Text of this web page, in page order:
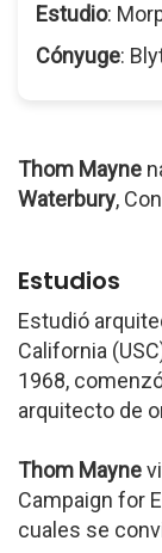
Estudio:
Cónyuge:
Thom Mayne
Waterbury,
Estudios
Estudió
California
1968,
arquitecto de
Thom Mayne
Campaign for
cuales se